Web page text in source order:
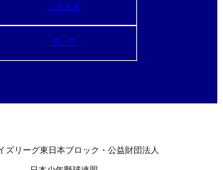
ご意見箱
使い方
ズリーグ東日本ブロック・公益財団法人